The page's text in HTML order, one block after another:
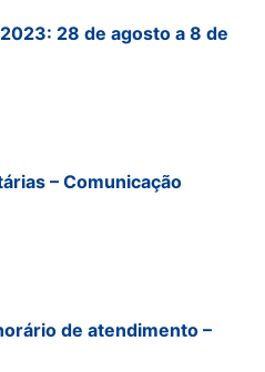
28 de agosto a 8 de
– Comunicação
de atendimento –